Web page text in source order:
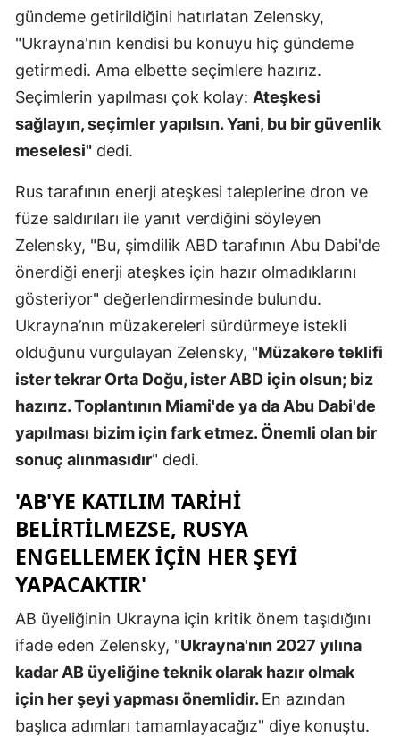
Kocaeli
Malatya
Manisa
Mardin
Muğla
Muş
Samsun
Siirt
Sinop
gündeme getirildiğini hatırlatan Zelensky,
"Ukrayna'nın kendisi bu konuyu hiç gündeme
getirmedi. Ama elbette seçimlere hazırız.
Seçimlerin yapılması çok kolay: Ateşkesi
sağlayın, seçimler yapılsın. Yani, bu bir güvenlik
meselesi" dedi.
Rus tarafının enerji ateşkesi taleplerine dron ve
füze saldırıları ile yanıt verdiğini söyleyen
Zelensky, "Bu, şimdilik ABD tarafının Abu Dabi'de
önerdiği enerji ateşkes için hazır olmadıklarını
gösteriyor" değerlendirmesinde bulundu.
Ukrayna’nın müzakereleri sürdürmeye istekli
olduğunu vurgulayan Zelensky, "Müzakere teklifi
ister tekrar Orta Doğu, ister ABD için olsun; biz
hazırız. Toplantının Miami'de ya da Abu Dabi'de
yapılması bizim için fark etmez. Önemli olan bir
sonuç alınmasıdır" dedi.
'AB'YE KATILIM TARIHI
BELIRTILMEZSE, RUSYA
ENGELLEMEK IÇIN HER ŞEYI
YAPACAKTIR'
AB üyeliğinin Ukrayna için kritik önem taşıdığını
ifade eden Zelensky, "Ukrayna'nın 2027 yılına
kadar AB üyeliğine teknik olarak hazır olmak
için her şeyi yapması önemlidir.En azından
başlıca adımları tamamlayacağız" diye konuştu.